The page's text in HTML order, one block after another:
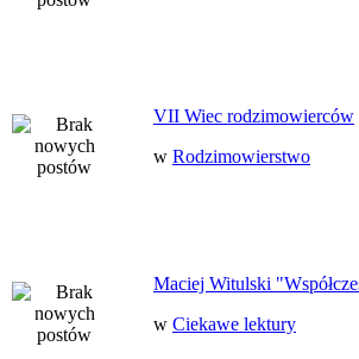
VII Wiec rodzimowierców
w Rodzimowierstwo
Maciej Witulski
w Ciekawe lektury